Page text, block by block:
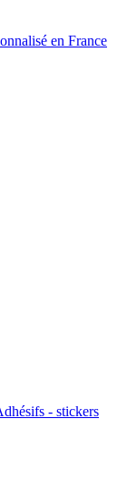
en France
- stickers